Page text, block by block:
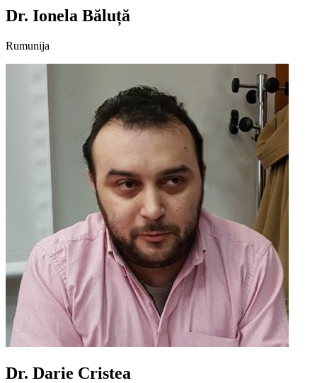
Dr. Ionela Băluță
Rumunija
Dr. Darie Cristea